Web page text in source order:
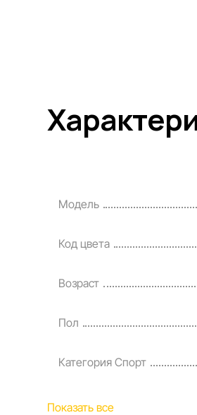
Модель
Код цвета
Возраст
Пол
Категория Спорт
Показать все